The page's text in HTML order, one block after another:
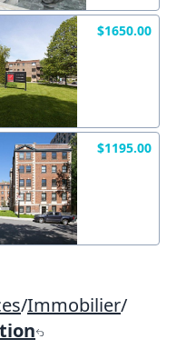
$1650.00
$1195.00
/Immobilier/